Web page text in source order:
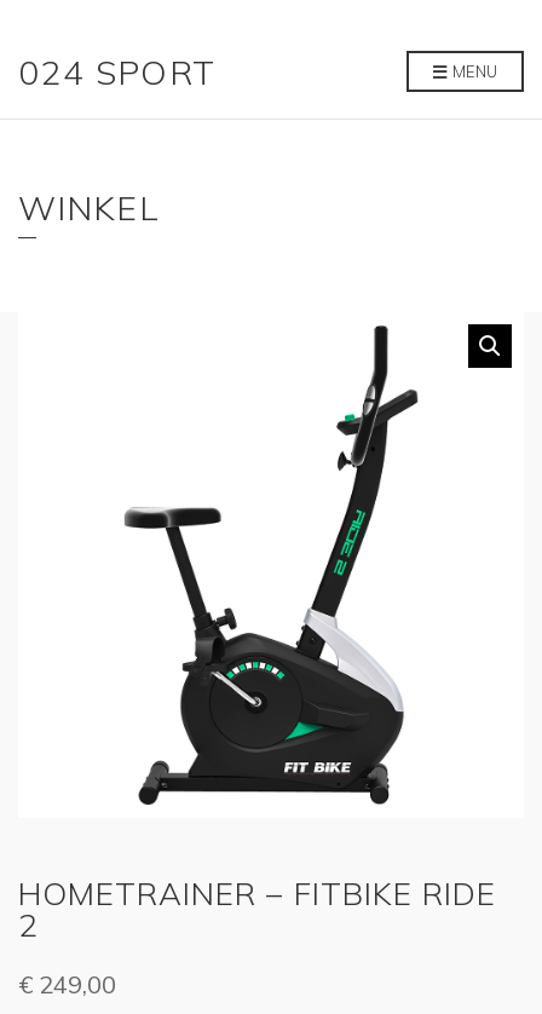
024 SPORT MENU
WINKEL
HOMETRAINER – FITBIKE RIDE
2
€ 249,00